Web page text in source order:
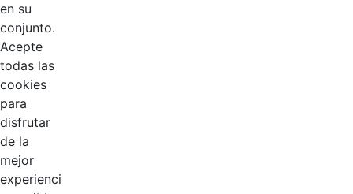
en su
conjunto.
Acepte
todas las
cookies
para
disfrutar
de la
mejor
experienci